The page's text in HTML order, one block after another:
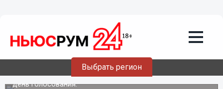
Выбрать регион
Более 14% избирателей проголосовало
в Нижегородской области по данным
на 12.00
В Нижегородской области 9 сентября проходит Единый
день голосования.